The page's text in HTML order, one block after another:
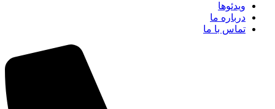
ویدئوها
درباره ما
تماس با ما